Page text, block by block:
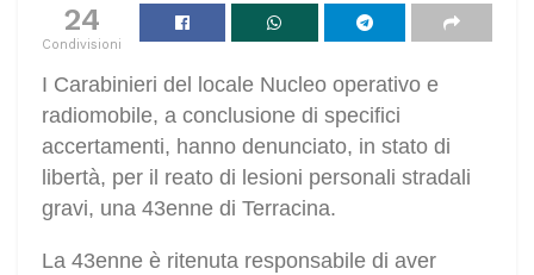
24
Condivisioni
I Carabinieri del locale Nucleo operativo e
radiomobile, a conclusione di specifici
accertamenti, hanno denunciato, in stato di
libertà, per il reato di lesioni personali stradali
gravi, una 43enne di Terracina.
La 43enne è ritenuta responsabile di aver